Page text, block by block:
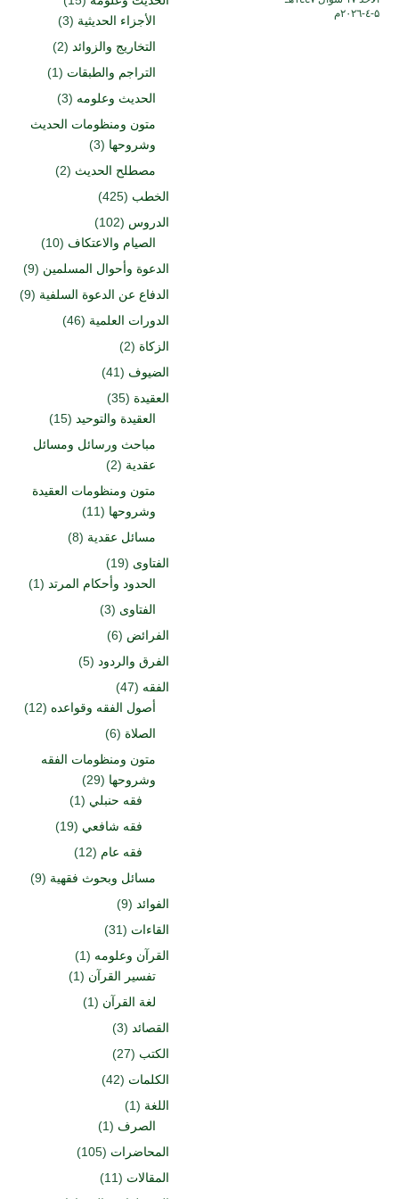
۵-٤-۲۰۲٦م
الأجزاء الحديثية (3)
التخاريج والزوائد (2)
التراجم والطبقات (1)
الحديث وعلومه (3)
متون ومنظومات الحديث
وشروحها (3)
مصطلح الحديث (2)
الخطب (425)
الدروس (102)
الصيام والاعتكاف (10)
الدعوة وأحوال المسلمين (9)
الدفاع عن الدعوة السلفية (9)
الدورات العلمية (46)
الزكاة (2)
الضيوف (41)
العقيدة (35)
العقيدة والتوحيد (15)
مباحث ورسائل ومسائل
عقدية (2)
متون ومنظومات العقيدة
وشروحها (11)
مسائل عقدية (8)
الفتاوى (19)
الحدود وأحكام المرتد (1)
الفتاوى (3)
الفرائض (6)
الفرق والردود (5)
الفقه (47)
أصول الفقه وقواعده (12)
الصلاة (6)
متون ومنظومات الفقه
وشروحها (29)
فقه حنبلي (1)
فقه شافعي (19)
فقه عام (12)
مسائل وبحوث فقهية (9)
الفوائد (9)
القاءات (31)
القرآن وعلومه (1)
تفسير القرآن (1)
لغة القرآن (1)
القصائد (3)
الكتب (27)
الكلمات (42)
اللغة (1)
الصرف (1)
المحاضرات (105)
المقالات (11)